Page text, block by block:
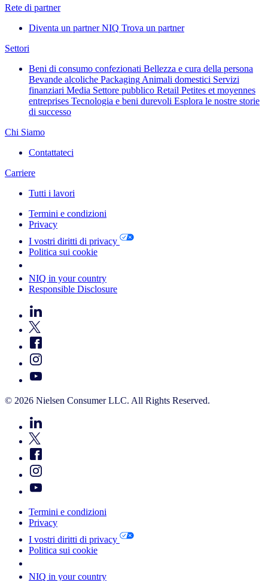
Rete di partner
Diventa un partner NIQ Trova un partner
Settori
Beni di consumo confezionati Bellezza e cura della persona
Bevande alcoliche Packaging Animali domestici Servizi
finanziari Media Settore pubblico Retail Petites et moyennes
entreprises Tecnologia e beni durevoli Esplora le nostre storie
di successo
Chi Siamo
Contattateci
Carriere
Tutti i lavori
Termini e condizioni
Privacy
I vostri diritti di privacy
Politica sui cookie
NIQ in your country
Responsible Disclosure
© 2026 Nielsen Consumer LLC. All Rights Reserved.
Termini e condizioni
Privacy
I vostri diritti di privacy
Politica sui cookie
NIQ in your country